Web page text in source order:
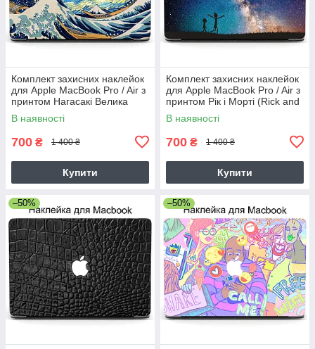
Комплект захисних наклейок
для Apple MacBook Pro / Air з
принтом Нагасакі Велика
Хвиля і Ван Гог Зоряна Ніч
Nagasaki
В наявності
700 ₴ 1 400 ₴
Купити
Комплект захисних наклейок
для Apple MacBook Pro / Air з
принтом Рік і Морті (Rick and
Morty)
В наявності
700 ₴ 1 400 ₴
Купити
–50% –50%